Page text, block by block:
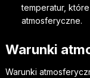
temperatur,
atmosferyczne.
Warunki
Warunki